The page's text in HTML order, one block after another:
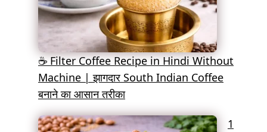
☕ Filter Coffee Recipe in Hindi Without
Machine | झागदार South Indian Coffee
बनाने का आसान तरीका
1